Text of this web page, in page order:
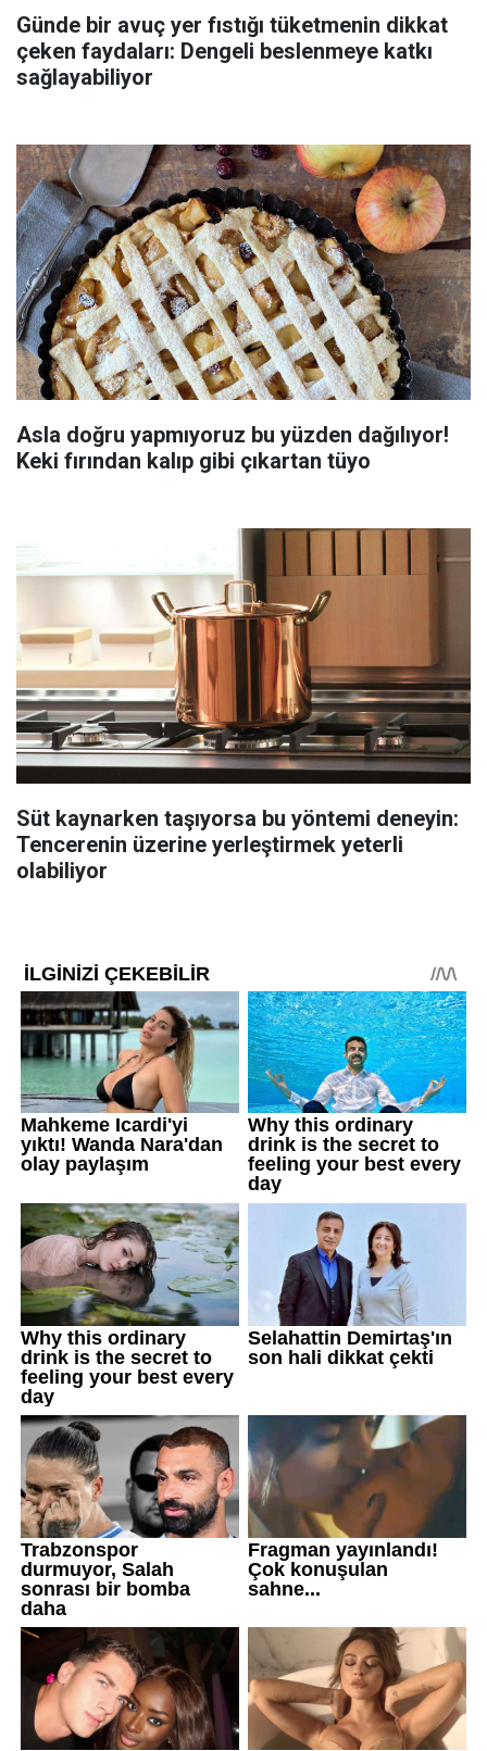
Günde bir avuç yer fıstığı tüketmenin dikkat
çeken faydaları: Dengeli beslenmeye katkı
sağlayabiliyor
Asla doğru yapmıyoruz bu yüzden dağılıyor!
Keki fırından kalıp gibi çıkartan tüyo
Süt kaynarken taşıyorsa bu yöntemi deneyin:
Tencerenin üzerine yerleştirmek yeterli
olabiliyor